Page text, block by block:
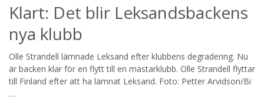
Klart: Det blir Leksandsbackens
nya klubb
Olle Strandell lämnade Leksand efter klubbens degradering. Nu
är backen klar för en flytt till en mästarklubb. Olle Strandell flyttar
till Finland efter att ha lämnat Leksand. Foto: Petter Arvidson/Bi
…